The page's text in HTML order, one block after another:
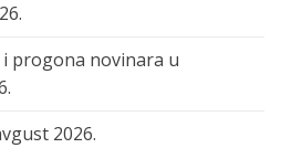
progona novinara u
2026.